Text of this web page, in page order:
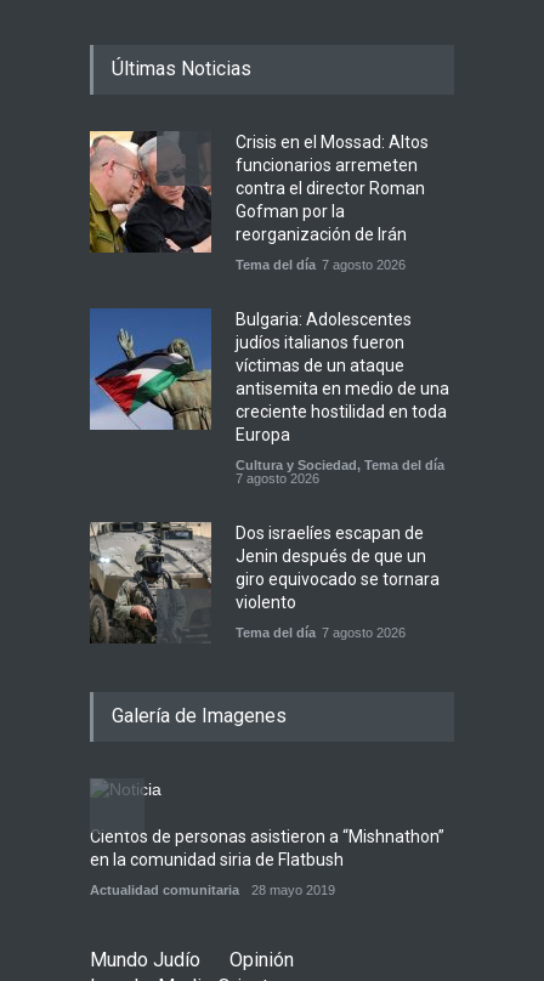
Últimas Noticias
Crisis en el Mossad: Altos
funcionarios arremeten
contra el director Roman
Gofman por la
reorganización de Irán
Tema del día 7 agosto 2026
Bulgaria: Adolescentes
judíos italianos fueron
víctimas de un ataque
antisemita en medio de una
creciente hostilidad en toda
Europa
Cultura y Sociedad, Tema del día
7 agosto 2026
Dos israelíes escapan de
Jenin después de que un
giro equivocado se tornara
violento
Tema del día 7 agosto 2026
temor de que el apoyo
7 agosto 2026
Parashá Re'eh: Padre e hijos
Galería de Imagenes
Cientos de personas asistieron a “Mishnathon”
en la comunidad siria de Flatbush
Actualidad comunitaria 28 mayo 2019
Mundo Judío
Opinión